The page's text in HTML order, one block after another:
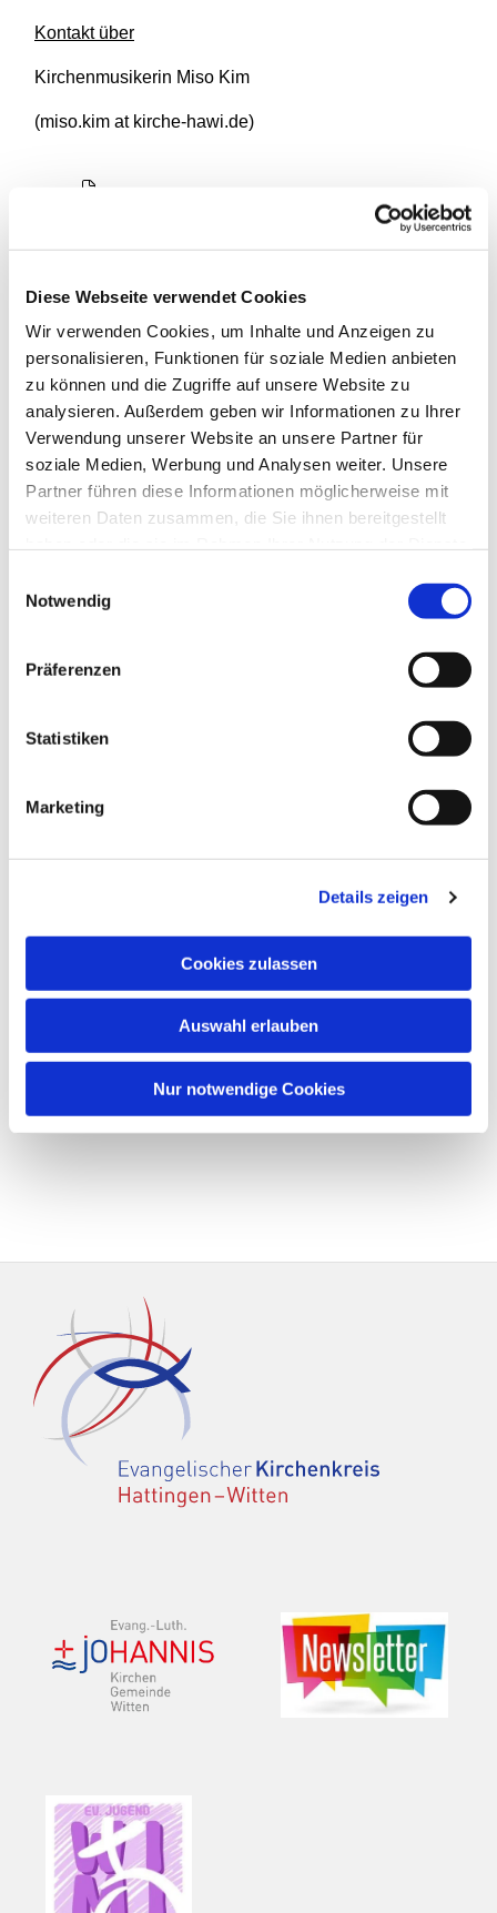
Diese Webseite verwendet Cookies
Wir verwenden Cookies, um Inhalte und Anzeigen zu
personalisieren, Funktionen für soziale Medien anbieten
zu können und die Zugriffe auf unsere Website zu
analysieren. Außerdem geben wir Informationen zu Ihrer
Verwendung unserer Website an unsere Partner für
soziale Medien, Werbung und Analysen weiter. Unsere
Partner führen diese Informationen möglicherweise mit
weiteren Daten zusammen, die Sie ihnen bereitgestellt
Notwendig
Präferenzen
Statistiken
Marketing
Details zeigen
Cookies zulassen
Auswahl erlauben
Nur notwendige Cookies
Kontakt über
Kirchenmusikerin Miso Kim
(miso.kim at kirche-hawi.de)